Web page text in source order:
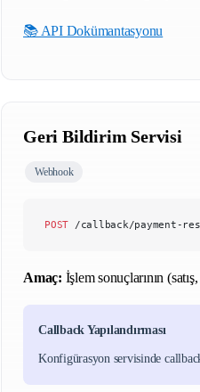
📚 API Dokümantasyonu
Geri Bildirim Servisi
Webhook
POST /callback/payment-
Amaç: İşlem sonuçlarının
Callback Yapılandırması
Konfigürasyon servisinde